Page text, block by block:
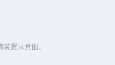
装置示意图。